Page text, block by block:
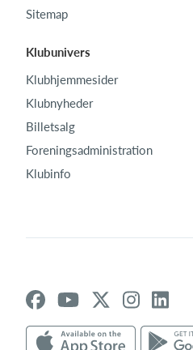
Sitemap
Klubunivers
Klubhjemmesider
Klubnyheder
Billetsalg
Foreningsadministration
Klubinfo